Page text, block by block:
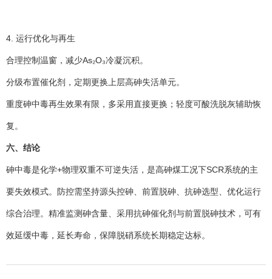
4. 运行优化与再生
合理控制温窗，减少As₂O₃冷凝沉积。
分级布置催化剂，定期更换上层高砷失活单元。
重度砷中毒再生效果有限，多采用直接更换；轻度可酸洗脱灰辅助恢
复。
六、结论
砷中毒是化学+物理双重不可逆失活，是高砷煤工况下SCR系统的主
要失效模式。防控需坚持源头控砷、前置脱砷、抗砷选型、优化运行
综合治理。精准监测砷含量、采用抗砷催化剂与前置脱砷技术，可有
效延缓中毒，延长寿命，保障脱硝系统长期稳定达标。